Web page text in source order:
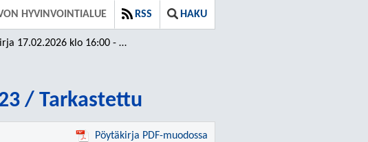
HYVINVOINTIALUE RSS HAKU
klo 16:00 - 18:23 / Tarkastettu
/ Tarkastettu
Pöytäkirja PDF-muodossa